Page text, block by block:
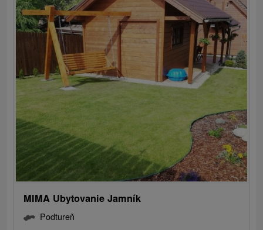
MIMA Ubytovanie Jamník
Podtureň